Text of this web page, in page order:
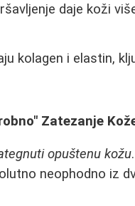
daje koži
kolagen i elastin,
Zatezanje
opuštenu kožu
neophodno iz